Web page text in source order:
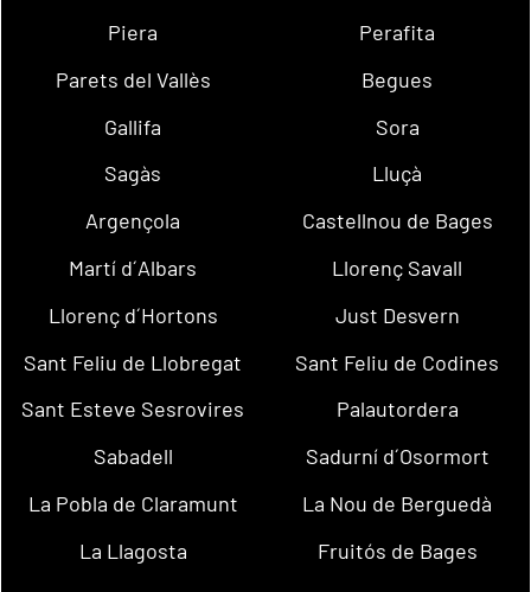
Piera
Perafita
Parets del Vallès
Begues
Gallifa
Sora
Sagàs
Lluçà
Argençola
Castellnou de Bages
Martí d´Albars
Llorenç Savall
Llorenç d´Hortons
Just Desvern
Sant Feliu de Llobregat
Sant Feliu de Codines
Sant Esteve Sesrovires
Palautordera
Sabadell
Sadurní d´Osormort
La Pobla de Claramunt
La Nou de Berguedà
La Llagosta
Fruitós de Bages